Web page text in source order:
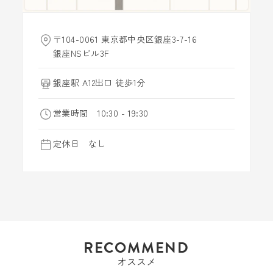
〒104-0061 東京都中央区銀座3-7-16
銀座NSビル3F
銀座駅 A12出口 徒歩1分
営業時間 10:30 - 19:30
定休日 なし
RECOMMEND
オススメ